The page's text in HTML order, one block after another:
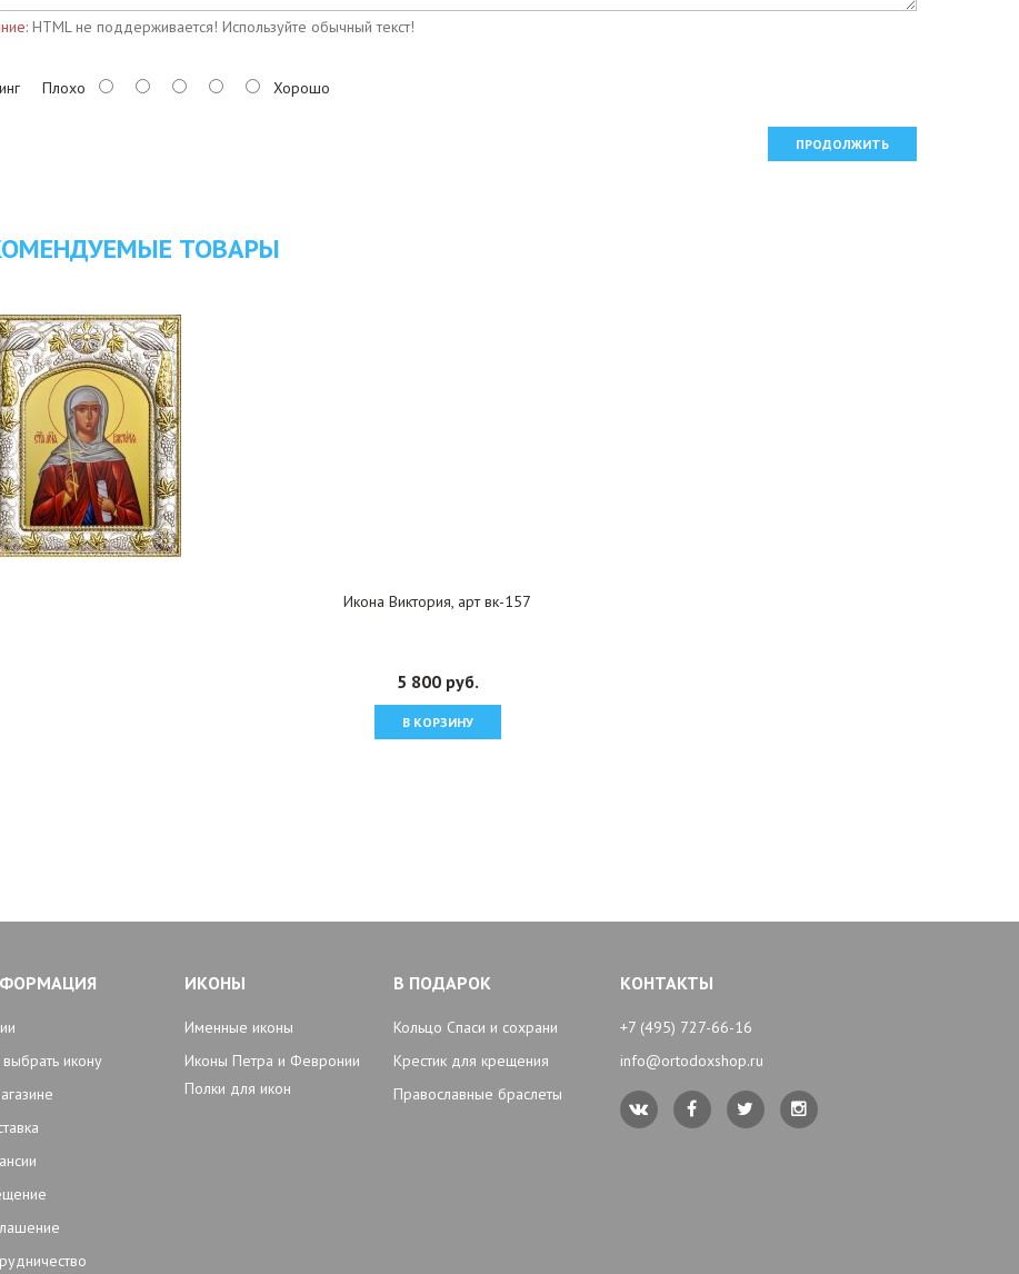
HTML не поддерживается! Используйте обычный текст!
Плохо Хорошо
ПРОДОЛЖИТЬ
ТОВАРЫ
Икона Виктория, арт вк-157
5 800 руб.
В КОРЗИНУ
выбрать икону
ИКОНЫ
Именные иконы
Иконы Петра и Февронии
Полки для икон
В ПОДАРОК
Кольцо Спаси и сохрани
Крестик для крещения
Православные браслеты
КОНТАКТЫ
+7 (495) 727-66-16
info@ortodoxshop.ru